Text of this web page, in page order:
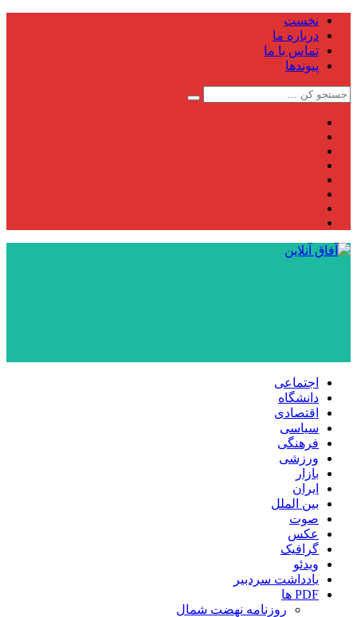
نخست
درباره ما
تماس با ما
پیوندها
اجتماعی
دانشگاه
اقتصادی
سیاسی
فرهنگی
ورزشی
بازار
ایران
بین الملل
صوت
عکس
گرافیک
ویدئو
یادداشت سردبیر
PDF ها
روزنامه نهضت شمال